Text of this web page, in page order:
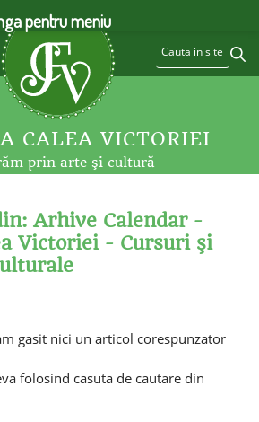
CALEA VICTORIEI
prin arte şi cultură
Arhive Calendar -
Victoriei - Cursuri şi
gasit nici un articol corespunzator
folosind casuta de cautare din
pentru meniu